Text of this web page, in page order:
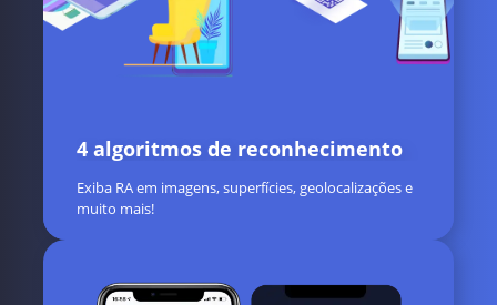
4 algoritmos de reconhecimento
Exiba RA em imagens, superfícies, geolocalizações e
muito mais!